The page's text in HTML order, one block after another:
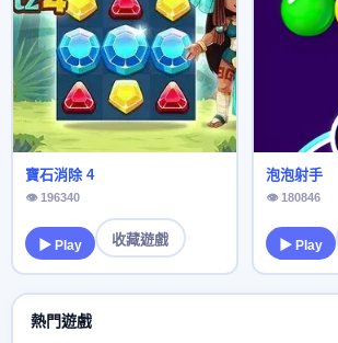
寶石消除 4
👁 196340
▶ Play 收藏遊戲
泡泡射手
👁 180846
▶ Play
熱門遊戲